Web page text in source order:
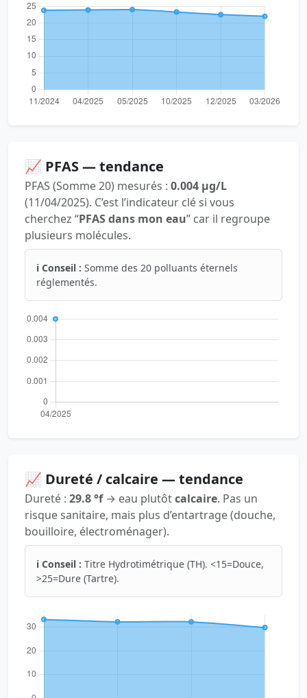
📈 PFAS — tendance
PFAS (Somme 20) mesurés : 0.004 µg/L
(11/04/2025). C’est l’indicateur clé si vous
cherchez “PFAS dans mon eau” car il regroupe
plusieurs molécules.
ℹ️ Conseil : Somme des 20 polluants éternels
réglementés.
📈 Dureté / calcaire — tendance
Dureté : 29.8 °f→ eau plutôtcalcaire. Pas un
risque sanitaire, mais plus d’entartrage (douche,
bouilloire, électroménager).
ℹ️ Conseil : Titre Hydrotimétrique (TH). <15=Douce,
>25=Dure (Tartre).